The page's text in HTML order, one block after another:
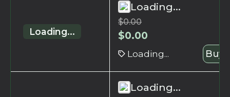
Loading...
Loading...
$0.00
$0.00
Loading... Buy
Loading...